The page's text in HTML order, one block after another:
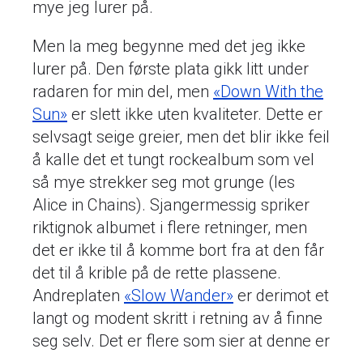
mye jeg lurer på.
Men la meg begynne med det jeg ikke
lurer på. Den første plata gikk litt under
radaren for min del, men «Down With the
Sun» er slett ikke uten kvaliteter. Dette er
selvsagt seige greier, men det blir ikke feil
å kalle det et tungt rockealbum som vel
så mye strekker seg mot grunge (les
Alice in Chains). Sjangermessig spriker
riktignok albumet i flere retninger, men
det er ikke til å komme bort fra at den får
det til å krible på de rette plassene.
Andreplaten «Slow Wander» er derimot et
langt og modent skritt i retning av å finne
seg selv. Det er flere som sier at denne er